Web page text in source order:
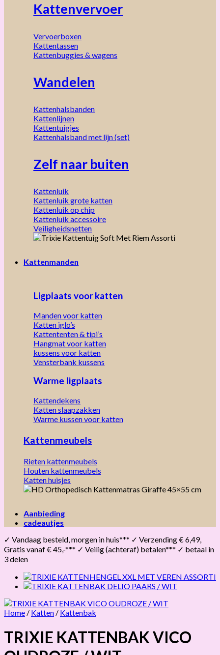
Kattenvervoer
Vervoerboxen
Kattentassen
Kattenbuggies & wagens
Wandelen
Kattenhalsbanden
Kattenlijnen
Kattentuigjes
Kattenhalsband met lijn (set)
Zelf naar buiten
Kattenluik
Kattenluik grote katten
Kattenluik op chip
Kattenluik accessoire
Veiligheidsnetten
Kattenmanden
Ligplaats voor katten
Manden voor katten
Katten iglo’s
Kattententen & tipi’s
Hangmat voor katten
kussens voor katten
Vensterbank kussens
Warme ligplaats
Kattendekens
Katten slaapzakken
Warme kussen voor katten
Kattenmeubels
Rieten kattenmeubels
Houten kattenmeubels
Katten huisjes
Aanbieding
cadeautjes
✓ Vandaag besteld, morgen in huis*** ✓ Verzending € 6,49,
Gratis vanaf € 45,-*** ✓ Veilig (achteraf) betalen*** ✓ betaal in
3 delen
Home / Katten / Kattenbak
TRIXIE KATTENBAK VICO